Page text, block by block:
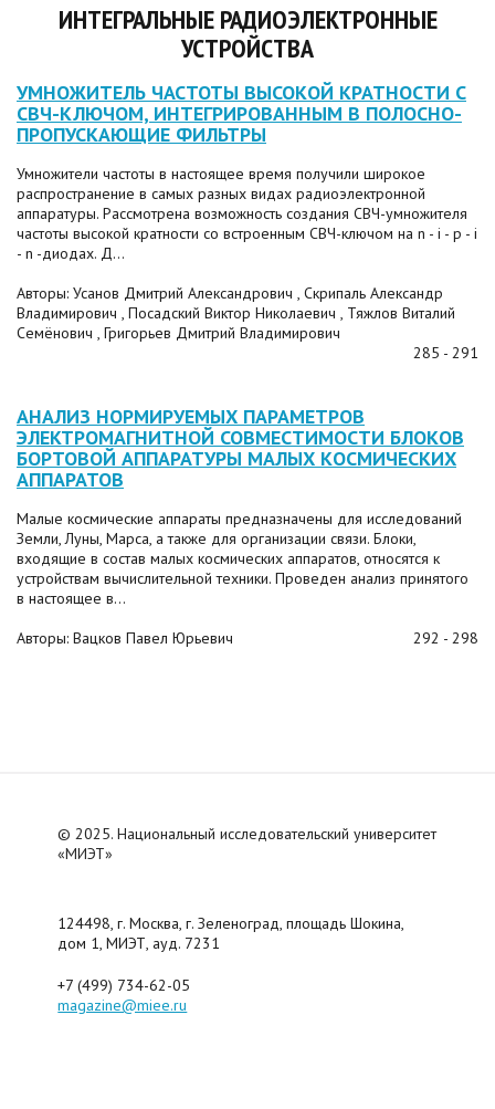
ИНТЕГРАЛЬНЫЕ РАДИОЭЛЕКТРОННЫЕ
УСТРОЙСТВА
УМНОЖИТЕЛЬ ЧАСТОТЫ ВЫСОКОЙ КРАТНОСТИ С
СВЧ-КЛЮЧОМ, ИНТЕГРИРОВАННЫМ В ПОЛОСНО-
ПРОПУСКАЮЩИЕ ФИЛЬТРЫ
Умножители частоты в настоящее время получили широкое
распространение в самых разных видах радиоэлектронной
аппаратуры. Рассмотрена возможность создания СВЧ-умножителя
частоты высокой кратности со встроенным СВЧ-ключом на n - i - p - i
- n -диодах. Д...
Авторы: Усанов Дмитрий Александрович , Скрипаль Александр
Владимирович , Посадский Виктор Николаевич , Тяжлов Виталий
Семёнович , Григорьев Дмитрий Владимирович
285 - 291
АНАЛИЗ НОРМИРУЕМЫХ ПАРАМЕТРОВ
ЭЛЕКТРОМАГНИТНОЙ СОВМЕСТИМОСТИ БЛОКОВ
БОРТОВОЙ АППАРАТУРЫ МАЛЫХ КОСМИЧЕСКИХ
АППАРАТОВ
Малые космические аппараты предназначены для исследований
Земли, Луны, Марса, а также для организации связи. Блоки,
входящие в состав малых космических аппаратов, относятся к
устройствам вычислительной техники. Проведен анализ принятого
в настоящее в...
Авторы: Вацков Павел Юрьевич
292 - 298
© 2025. Национальный исследовательский университет
«МИЭТ»
124498, г. Москва, г. Зеленоград, площадь Шокина,
дом 1, МИЭТ, ауд. 7231
+7 (499) 734-62-05
magazine@miee.ru